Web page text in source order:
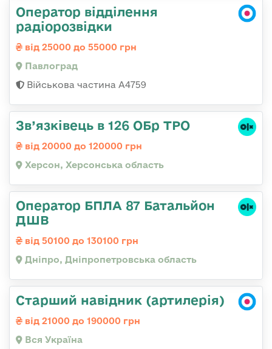
Оператор відділення
радіорозвідки
від 25000 до 55000 грн
Павлоград
Військова частина А4759
Зв’язківець в 126 ОБр ТРО
від 20000 до 120000 грн
Херсон, Херсонська область
Оператор БПЛА 87 Батальйон
ДШВ
від 50100 до 130100 грн
Дніпро, Дніпропетровська область
Старший навідник (артилерія)
від 21000 до 190000 грн
Вся Україна